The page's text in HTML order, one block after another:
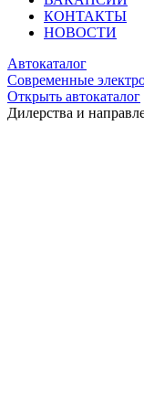
КОНТАКТЫ
НОВОСТИ
Автокаталог
Современные
Открыть автокаталог
Дилерства и